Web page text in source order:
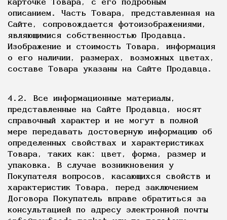
карточке Товара, с его подробным
описанием. Часть Товара, представленная на
Сайте, сопровождается фотоизображениями,
являющимися собственностью Продавца.
Изображение и стоимость Товара, информация
о его наличии, размерах, возможных цветах,
составе Товара указаны на Сайте Продавца.
4.2. Все информационные материалы,
представленные на Сайте Продавца, носят
справочный характер и не могут в полной
мере передавать достоверную информацию об
определенных свойствах и характеристиках
Товара, таких как: цвет, форма, размер и
упаковка. В случае возникновения у
Покупателя вопросов, касающихся свойств и
характеристик Товара, перед заключением
Договора Покупатель вправе обратиться за
консультацией по адресу электронной почты